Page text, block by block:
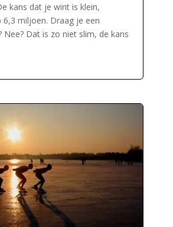
kans dat je wint is klein,
6,3 miljoen. Draag je een
Nee? Dat is zo niet slim, de kans